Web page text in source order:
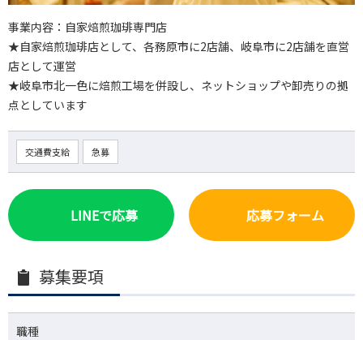
事業内容：自家焙煎珈琲専門店
★自家焙煎珈琲店として、各務原市に2店舗、岐阜市に2店舗を直営
店として運営
★岐阜市北一色に焙煎工場を併設し、ネットショップや卸売りの拠
点としています
交通費支給 急募
LINEで応募 応募フォーム
募集要項
職種